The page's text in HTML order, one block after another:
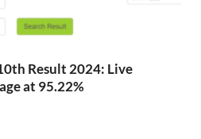
Result 2024: Live
at 95.22%